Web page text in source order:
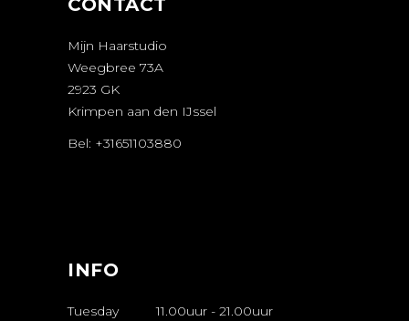
CONTACT
Mijn Haarstudio
Weegbree 73A
2923 GK
Krimpen aan den IJssel
Bel: +31651103880
INFO
Tuesday 11.00uur - 21.00uur